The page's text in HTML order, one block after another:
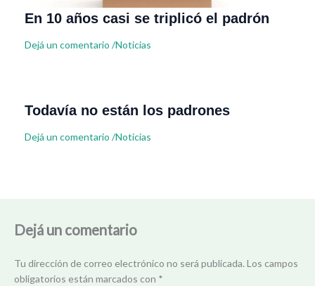
En 10 años casi se triplicó el padrón
Dejá un comentario /Noticias
Todavía no están los padrones
Dejá un comentario /Noticias
Dejá un comentario
Tu dirección de correo electrónico no será publicada. Los campos
obligatorios están marcados con *